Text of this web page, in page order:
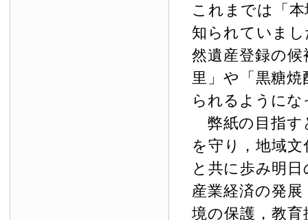
これまでは「
知られていま
然遺産登録の
里」や「黒糖
られるように
弊紙の目指す
を守り，地域
と共に歩み明
産業経済の発
境の保護，教